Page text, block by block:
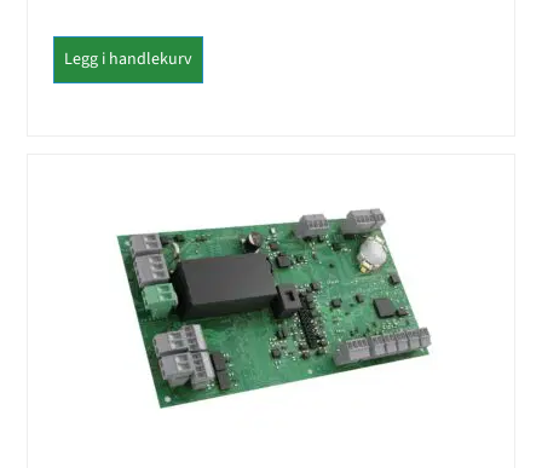
Legg i handlekurv